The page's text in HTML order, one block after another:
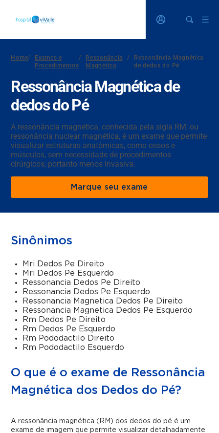
Home/
Exames e
Procedimentos
/
Ressonância
Magnética
/
Ressonância Magnética
de dedos do Pé
Ressonância Magnética de
dedos do Pé
A ressonância magnética, conhecida pela sigla RM, ou
ressonância nuclear magnética, é um exame que permite
visualizar estruturas anatômicas, como ossos e
músculos, sem necessidade de procedimentos
cirúrgicos, portanto menos invasiva.
Marque seu exame
Sinônimos
Mri Dedos Pe Direito
Mri Dedos Pe Esquerdo
Ressonancia Dedos Pe Direito
Ressonancia Dedos Pe Esquerdo
Ressonancia Magnetica Dedos Pe Direito
Ressonancia Magnetica Dedos Pe Esquerdo
Rm Dedos Pe Direito
Rm Dedos Pe Esquerdo
Rm Pododactilo Direito
Rm Pododactilo Esquerdo
O que é o exame de Ressonância
Magnética dos Dedos do Pé?
A ressonância magnética (RM) dos dedos do pé é um
exame de imagem que permite visualizar detalhadamente